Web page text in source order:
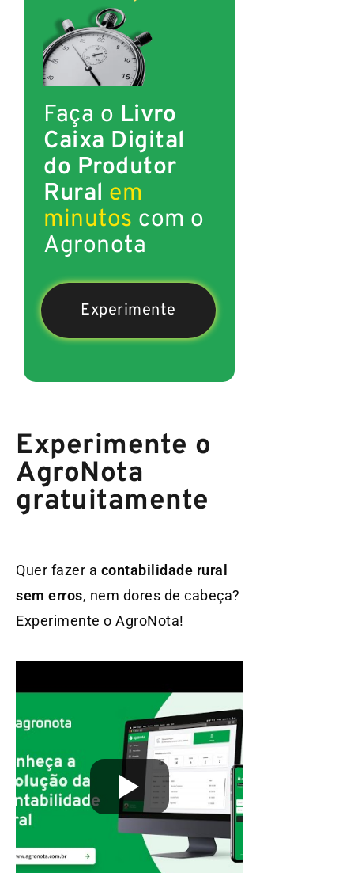
Faça o Livro
Caixa Digital
do Produtor
Rural em
minutos com o
Agronota
Experimente
Experimente o
AgroNota
gratuitamente
Quer fazer a contabilidade rural
sem erros, nem dores de cabeça?
Experimente o AgroNota!